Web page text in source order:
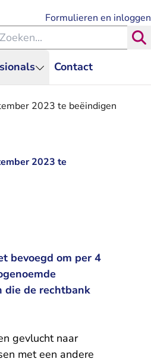
Contact
Formulieren en inloggen
binnen de Rechtspraak
2023 te beëindigen
2023 te
bevoegd om per 4
die de rechtbank
gevlucht naar
met een andere